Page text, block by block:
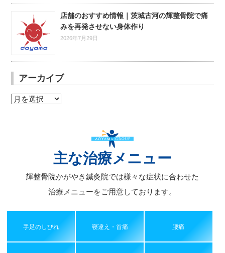
店舗のおすすめ情報｜茨城古河の輝整骨院で痛
みを再発させない身体作り
2026年7月29日
アーカイブ
ア
主な治療メニュー
輝整骨院かがやき鍼灸院では様々な症状に合わせた
治療メニューをご用意しております。
手足のしびれ 寝違え・首痛 腰痛